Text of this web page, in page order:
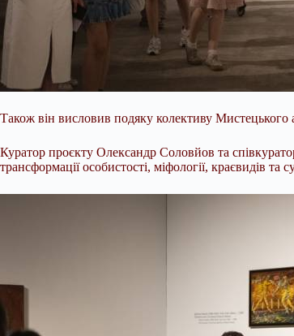
Також він висловив подяку колективу Мистецького
Куратор проєкту Олександр Соловйов та
трансформації особистості, міфології, краєвидів та